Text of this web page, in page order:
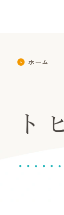
ホーム
ト